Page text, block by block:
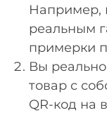
Например,
реальным
примерки
Вы
товар с
QR-код на